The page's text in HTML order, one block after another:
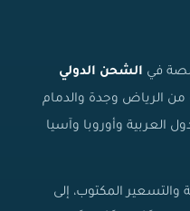
في الشحن الدولي
من الرياض وجدة والدمام
العربية وأوروبا وآسيا
المكتوب، إلى